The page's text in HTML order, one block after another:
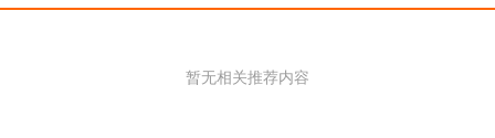
暂无相关推荐内容